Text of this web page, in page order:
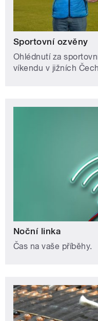
Sportovní ozvěny
Ohlédnutí za
víkendu v jižních
Noční linka
Čas na vaše příběhy.